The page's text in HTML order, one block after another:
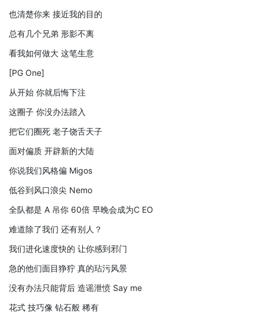
也清楚你来 接近我的目的
总有几个兄弟 形影不离
看我如何做大 这笔生意
[PG One]
从开始 你就后悔下注
这圈子 你没办法踏入
把它们圈死 老子饶舌天子
面对偏质 开辟新的大陆
你说我们风格偏 Migos
低谷到风口浪尖 Nemo
全队都是 A 吊你 60倍 早晚会成为C EO
难道除了我们 还有别人？
我们进化速度快的 让你感到邪门
急的他们面目狰狞 真的玷污风景
没有办法只能背后 造谣泄愤 Say me
花式 技巧像 钻石般 稀有